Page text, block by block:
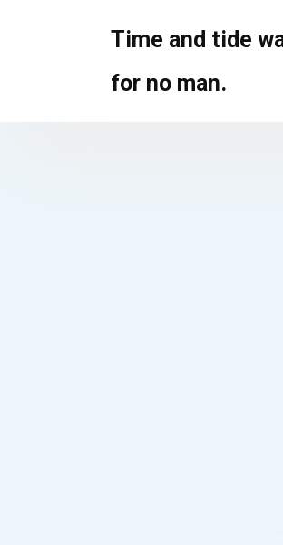
Time and tide
for no man.